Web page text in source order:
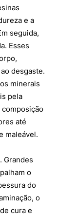
e a
seguida,
Esses
desgaste.
minerais
pela
composição
até
maleável.
Grandes
o
do
o
cura e